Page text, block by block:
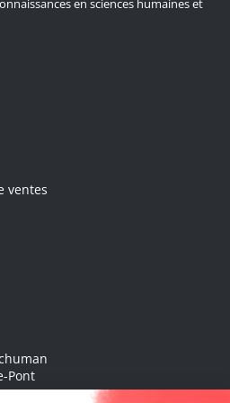
en sciences humaines et
ventes
Pont